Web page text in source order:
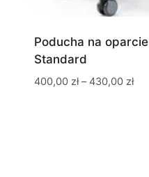
Poducha na
Standard
400,00 zł – 430,00 zł